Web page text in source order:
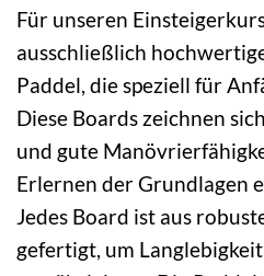
Für unseren
ausschließlich
Paddel, die speziell für
Diese Boards zeichnen
und gute
Erlernen der Grundlagen
Jedes Board ist aus
gefertigt, um